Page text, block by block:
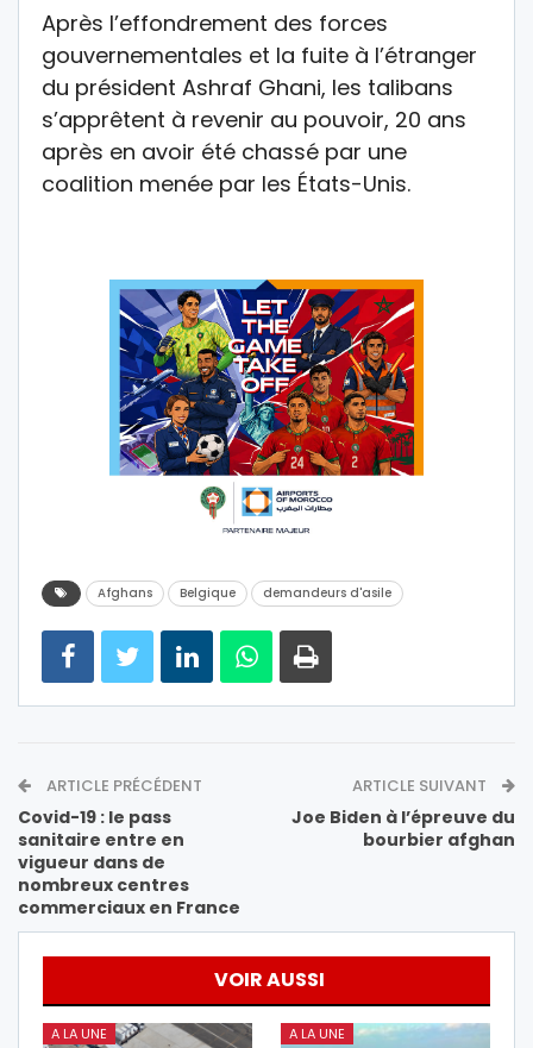
Après l’effondrement des forces
gouvernementales et la fuite à l’étranger
du président Ashraf Ghani, les talibans
s’apprêtent à revenir au pouvoir, 20 ans
après en avoir été chassé par une
coalition menée par les États-Unis.
Afghans Belgique demandeurs d'asile
ARTICLE PRÉCÉDENT
Covid-19 : le pass
sanitaire entre en
vigueur dans de
nombreux centres
commerciaux en France
ARTICLE SUIVANT
Joe Biden à l’épreuve du
bourbier afghan
VOIR AUSSI
A LA UNE A LA UNE